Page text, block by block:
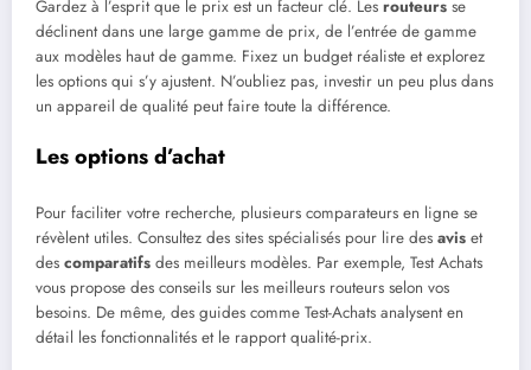
Gardez à l’esprit que le prix est un facteur clé. Les routeurs se
déclinent dans une large gamme de prix, de l’entrée de gamme
aux modèles haut de gamme. Fixez un budget réaliste et explorez
les options qui s’y ajustent. N’oubliez pas, investir un peu plus dans
un appareil de qualité peut faire toute la différence.
Les options d’achat
Pour faciliter votre recherche, plusieurs comparateurs en ligne se
révèlent utiles. Consultez des sites spécialisés pour lire des avis et
des comparatifs des meilleurs modèles. Par exemple, Test Achats
vous propose des conseils sur les meilleurs routeurs selon vos
besoins. De même, des guides comme Test-Achats analysent en
détail les fonctionnalités et le rapport qualité-prix.